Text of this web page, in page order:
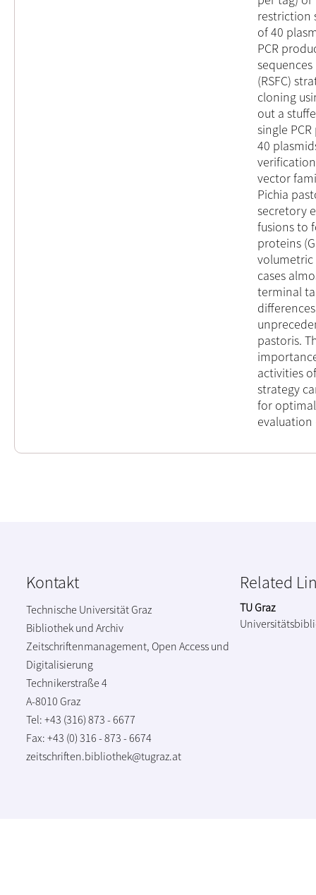
restriction
of 40
PCR
(RSFC)
cloning
out a
single
40
vector
Pichia
secretory
fusions to
proteins
volumetric
cases
terminal
pastoris.
activities
strategy
for
evaluation
Kontakt
Technische Universität Graz
Bibliothek und Archiv
Zeitschriftenmanagement, Open Access und
Digitalisierung
Technikerstraße 4
A-8010 Graz
Tel: +43 (316) 873 - 6677
Fax: +43 (0) 316 - 873 - 6674
zeitschriften.bibliothek@tugraz.at
Related
TU Graz